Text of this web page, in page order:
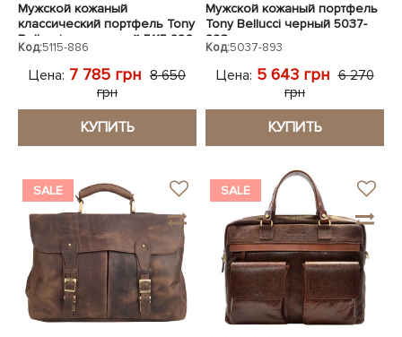
Мужской кожаный
классический портфель Tony
Bellucci коричневый 5115-886
Код:5115-886
Цена: 7 785 грн 8 650
грн
КУПИТЬ
Мужской кожаный портфель
Tony Bellucci черный 5037-
893
Код:5037-893
Цена: 5 643 грн 6 270
грн
КУПИТЬ
SALE SALE